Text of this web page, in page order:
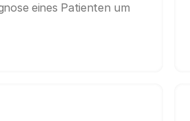
eines Patienten um